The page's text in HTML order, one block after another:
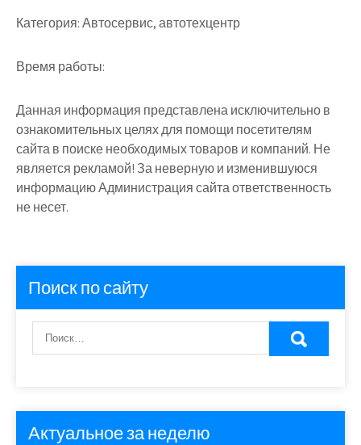
Категория:Автосервис, автотехцентр
Время работы:
Данная информация представлена исключительно в
ознакомительных целях для помощи посетителям
сайта в поиске необходимых товаров и компаний. Не
является рекламой! За неверную и изменившуюся
информацию Администрация сайта ответственность
не несет.
Поиск по сайту
Актуальное за неделю